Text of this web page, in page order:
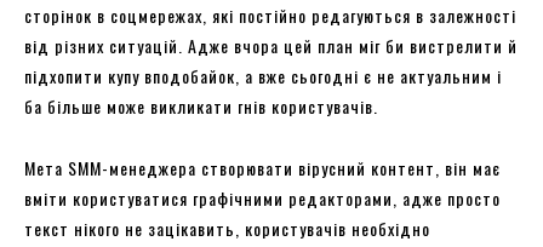
сторінок в соцмережах, які постійно редагуються в залежності
від різних ситуацій. Адже вчора цей план міг би вистрелити й
підхопити купу вподобайок, а вже сьогодні є не актуальним і
ба більше може викликати гнів користувачів.
Мета SMM-менеджера створювати вірусний контент, він має
вміти користуватися графічними редакторами, адже просто
текст нікого не зацікавить, користувачів необхідно